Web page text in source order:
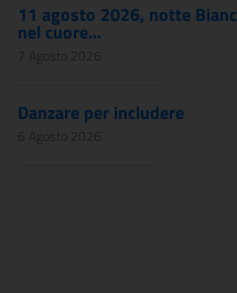
11 agosto 2026, notte
nel cuore...
7 Agosto 2026
Danzare per includere
6 Agosto 2026